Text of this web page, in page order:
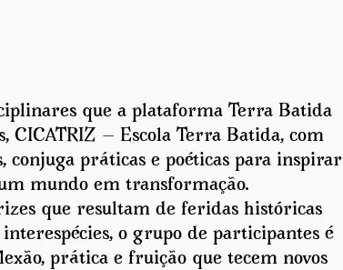
que a plataforma Terra Batida
CICATRIZ — Escola Terra Batida, com
práticas e poéticas para inspirar
mundo em transformação.
que resultam de feridas históricas
o grupo de participantes é
prática e fruição que tecem novos